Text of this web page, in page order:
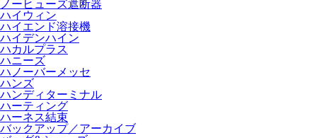
ノーヒューズ遮断器
ハイウィン
ハイエンド溶接機
ハイデンハイン
ハカルプラス
ハニーズ
ハノーバーメッセ
ハンズ
ハンディターミナル
ハーティング
ハーネス結束
バックアップ／アーカイブ